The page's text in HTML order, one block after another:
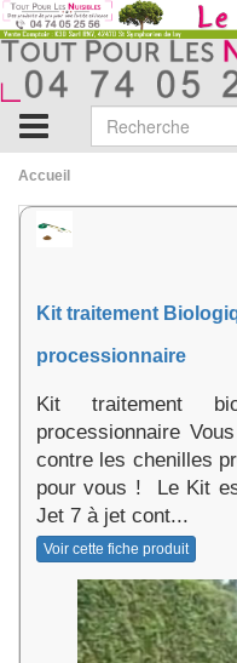
Accueil
Kit traitement
processionnaire
Kit traitement
processionnaire
contre les chenilles
pour vous ! Le Kit
Jet 7 à jet cont...
Voir cette fiche produit